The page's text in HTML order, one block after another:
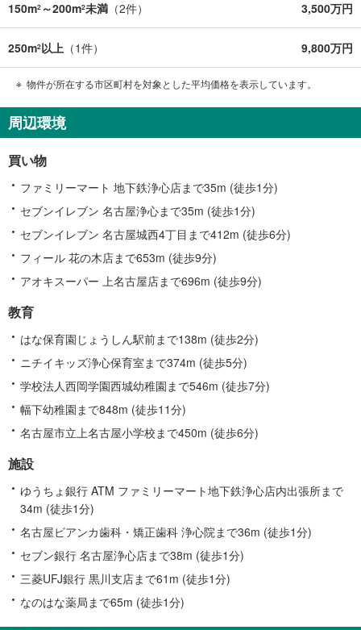
150m2 ～200m2未満 （2件） 3,500万円
250m2以上 （1件） 9,800万円
物件が所在する市区町村を対象とした平均価格を表示しています。
周辺環境
買い物
ファミリーマート 地下鉄浄心店まで35m (徒歩1分)
セブンイレブン 名古屋浄心まで35m (徒歩1分)
セブンイレブン 名古屋城西4丁目まで412m (徒歩6分)
フィール 花の木店まで653m (徒歩9分)
アオキスーパー 上名古屋店まで696m (徒歩9分)
教育
はな保育園じょうしん駅前まで138m (徒歩2分)
ニチイキッズ浄心保育室まで374m (徒歩5分)
学校法人西岡学園西城幼稚園まで546m (徒歩7分)
幅下幼稚園まで848m (徒歩11分)
名古屋市立上名古屋小学校まで450m (徒歩6分)
施設
ゆうちょ銀行 ATM ファミリーマート地下鉄浄心店内出張所まで
34m (徒歩1分)
名古屋ビアンカ歯科・矯正歯科 浄心院まで36m (徒歩1分)
セブン銀行 名古屋浄心店まで38m (徒歩1分)
三菱UFJ銀行 黒川支店まで61m (徒歩1分)
なのはな薬局まで65m (徒歩1分)